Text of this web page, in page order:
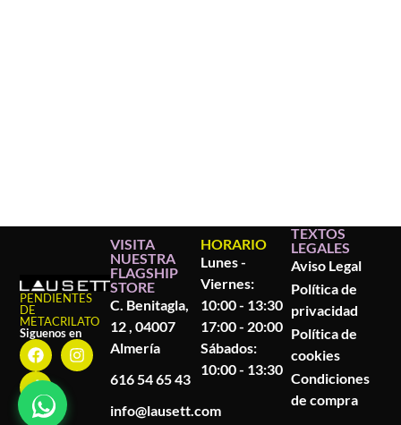
PENDIENTES
DE
METACRILATO
Siguenos en
VISITA
NUESTRA
FLAGSHIP
STORE
C. Benitagla,
12 , 04007
Almería
616 54 65 43
info@lausett.com
HORARIO
Lunes -
Viernes:
10:00 - 13:30
17:00 - 20:00
Sábados:
10:00 - 13:30
TEXTOS
LEGALES
Aviso Legal
Política de
privacidad
Política de
cookies
Condiciones
de compra